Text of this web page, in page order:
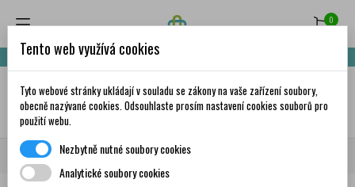
0
Nakupte za 999,- Kč a získáte dopravu zdarma!
✦AI
Domů Značky ExAller
Tento web využívá cookies
Tyto webové stránky ukládají v souladu se zákony na vaše zařízení soubory,
obecně nazývané cookies. Odsouhlaste prosím nastavení cookies souborů pro
použití webu.
Nezbytně nutné soubory cookies
Analytické soubory cookies